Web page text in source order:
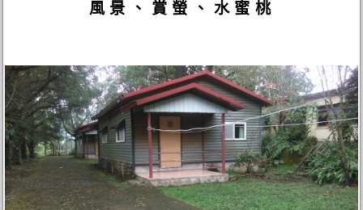
風景、賞螢、水蜜桃